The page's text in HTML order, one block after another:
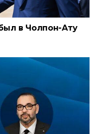
в Чолпон-Ату